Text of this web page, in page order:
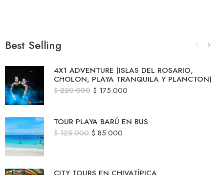
Best Selling
4X1 ADVENTURE (ISLAS DEL ROSARIO,
CHOLON, PLAYA TRANQUILA Y PLANCTON)
$220.000 $ 175.000
TOUR PLAYA BARÚ EN BUS
$125.000 $ 85.000